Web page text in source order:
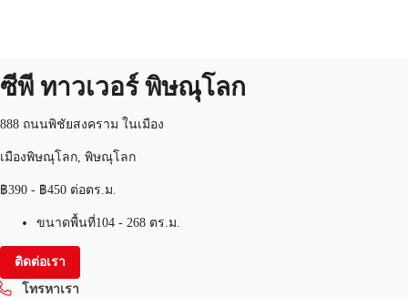
พื้นที่สำนักงาน
เฟล็กสเปซ
เกี่ยวกับ JLL
อสังหาริมทรัพย์ที่บันทึกไว้
TH
ซีพี ทาวเวอร์ พิษณุโลก
888 ถนนพิชัยสงคราม ในเมือง
เมืองพิษณุโลก, พิษณุโลก
฿390 - ฿450 ต่อตร.ม.
ขนาดพื้นที่104 - 268 ตร.ม.
ติดต่อเรา
โทรหาเรา